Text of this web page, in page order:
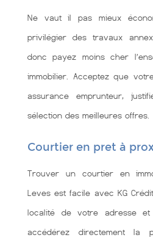
Ne vaut il pas mieux
privilégier des travaux
donc payez moins cher
immobilier. Acceptez que
assurance emprunteur,
sélection des meilleures offres.
Courtier en pret à
Trouver un courtier en
Leves est facile avec KG
localité de votre adresse et
accédérez directement la